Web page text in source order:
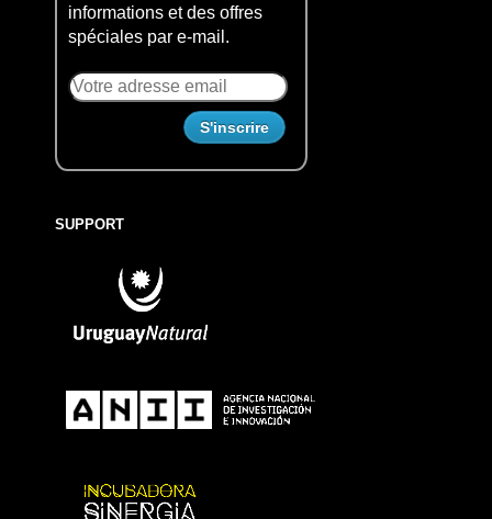
informations et des offres
spéciales par e-mail.
SUPPORT